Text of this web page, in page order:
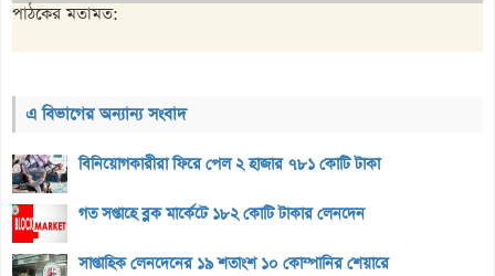
পাঠকের মতামত:
এ বিভাগের অন্যান্য সংবাদ
বিনিয়োগকারীরা ফিরে পেল ২ হাজার ৭৮১ কোটি টাকা
গত সপ্তাহে ব্লক মার্কেটে ১৮২ কোটি টাকার লেনদেন
সাপ্তাহিক লেনদেনের ১৯ শতাংশ ১০ কোম্পানির শেয়ারে